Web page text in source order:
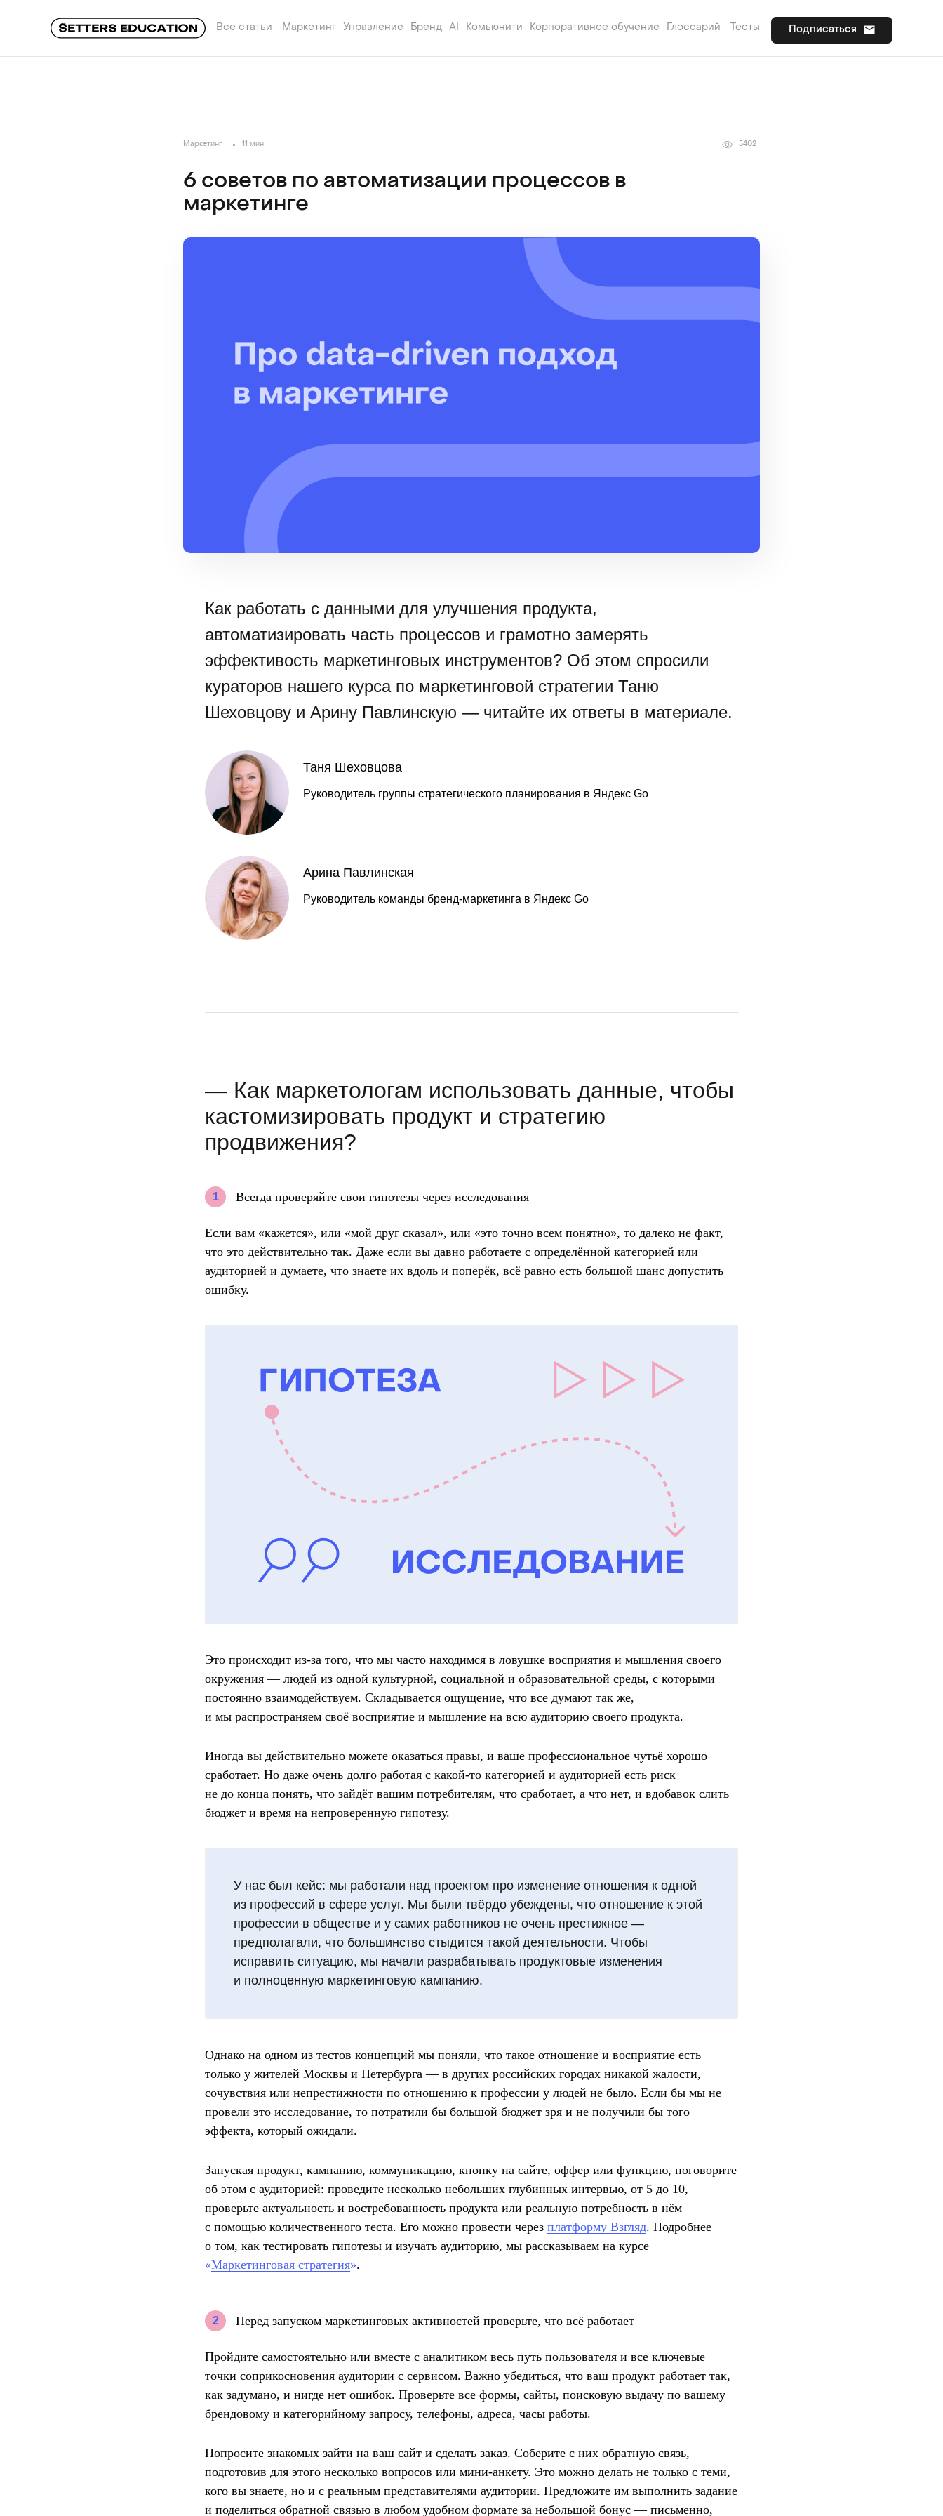
Все статьи Маркетинг Управление Бренд AI Комьюнити Корпоративное обучение Глоссарий Тесты Подписаться
Маркетинг 11 мин 5402
6 советов по автоматизации процессов в
маркетинге
Как работать с данными для улучшения продукта,
автоматизировать часть процессов и грамотно замерять
эффективость маркетинговых инструментов? Об этом спросили
кураторов нашего курса по маркетинговой стратегии Таню
Шеховцову и Арину Павлинскую — читайте их ответы в материале.
Таня Шеховцова
Руководитель группы стратегического планирования в Яндекс Go
Арина Павлинская
Руководитель команды бренд-маркетинга в Яндекс Go
— Как маркетологам использовать данные, чтобы
кастомизировать продукт и стратегию
продвижения?
1 Всегда проверяйте свои гипотезы через исследования
Если вам «кажется», или «мой друг сказал», или «это точно всем понятно», то далеко не факт,
что это действительно так. Даже если вы давно работаете с определённой категорией или
аудиторией и думаете, что знаете их вдоль и поперёк, всё равно есть большой шанс допустить
ошибку.
Это происходит из-за того, что мы часто находимся в ловушке восприятия и мышления своего
окружения — людей из одной культурной, социальной и образовательной среды, с которыми
постоянно взаимодействуем. Складывается ощущение, что все думают так же,
и мы распространяем своё восприятие и мышление на всю аудиторию своего продукта.
Иногда вы действительно можете оказаться правы, и ваше профессиональное чутьё хорошо
сработает. Но даже очень долго работая с какой-то категорией и аудиторией есть риск
не до конца понять, что зайдёт вашим потребителям, что сработает, а что нет, и вдобавок слить
бюджет и время на непроверенную гипотезу.
У нас был кейс: мы работали над проектом про изменение отношения к одной
из профессий в сфере услуг. Мы были твёрдо убеждены, что отношение к этой
профессии в обществе и у самих работников не очень престижное —
предполагали, что большинство стыдится такой деятельности. Чтобы
исправить ситуацию, мы начали разрабатывать продуктовые изменения
и полноценную маркетинговую кампанию.
Однако на одном из тестов концепций мы поняли, что такое отношение и восприятие есть
только у жителей Москвы и Петербурга — в других российских городах никакой жалости,
сочувствия или непрестижности по отношению к профессии у людей не было. Если бы мы не
провели это исследование, то потратили бы большой бюджет зря и не получили бы того
эффекта, который ожидали.
Запуская продукт, кампанию, коммуникацию, кнопку на сайте, оффер или функцию, поговорите
об этом с аудиторией: проведите несколько небольших глубинных интервью, от 5 до 10,
проверьте актуальность и востребованность продукта или реальную потребность в нём
с помощью количественного теста. Его можно провести через платформу Взгляд. Подробнее
о том, как тестировать гипотезы и изучать аудиторию, мы рассказываем на курсе
«Маркетинговая стратегия».
2 Перед запуском маркетинговых активностей проверьте, что всё работает
Пройдите самостоятельно или вместе с аналитиком весь путь пользователя и все ключевые
точки соприкосновения аудитории с сервисом. Важно убедиться, что ваш продукт работает так,
как задумано, и нигде нет ошибок. Проверьте все формы, сайты, поисковую выдачу по вашему
брендовому и категорийному запросу, телефоны, адреса, часы работы.
Попросите знакомых зайти на ваш сайт и сделать заказ. Соберите с них обратную связь,
подготовив для этого несколько вопросов или мини-анкету. Это можно делать не только с теми,
кого вы знаете, но и с реальным представителями аудитории. Предложите им выполнить задание
и поделиться обратной связью в любом удобном формате за небольшой бонус — письменно,